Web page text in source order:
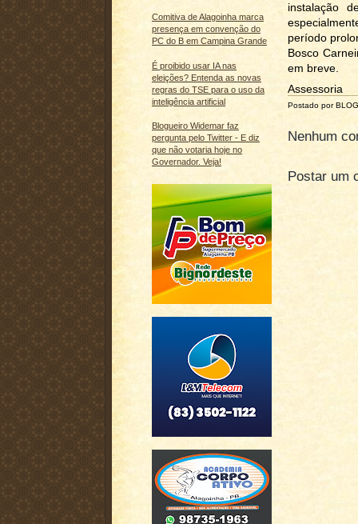
Comitiva de Alagoinha marca
presença em convenção do
PC do B em Campina Grande
É proibido usar IA nas
eleições? Entenda as novas
regras do TSE para o uso da
inteligência artificial
Blogueiro Widemar faz
pergunta pelo Twitter - E diz
que não votaria hoje no
Governador. Veja!
instalação
período
Bosco
em breve.
Assessoria
Postado por
Nenhum
Postar um